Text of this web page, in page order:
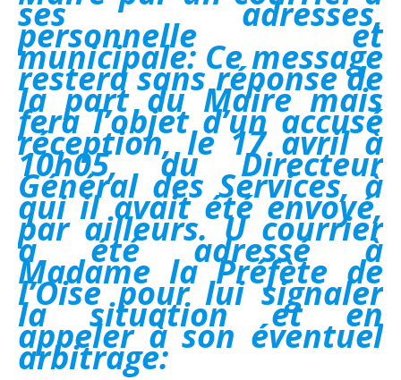
ses adresses,
personnelle et
municipale: Ce message
restera sans réponse de
la part du Maire mais
fera l’objet d’un accusé
réception, le 17 avril à
10h05, du Directeur
Général des Services, à
qui il avait été envoyé,
par ailleurs. U courrier
a été adressé à
Madame la Préfète de
l’Oise pour lui signaler
la situation et en
appeler à son éventuel
arbitrage: